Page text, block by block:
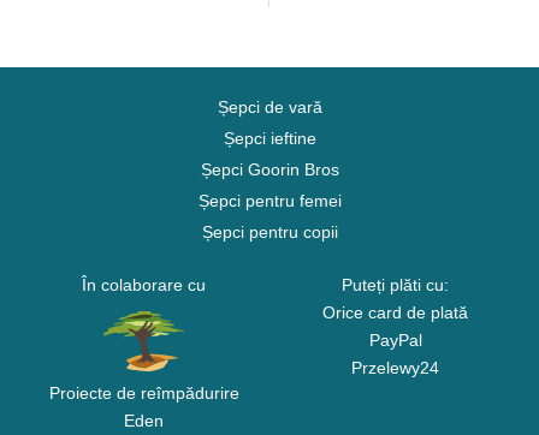
Șepci de vară
Șepci ieftine
Șepci Goorin Bros
Șepci pentru femei
Șepci pentru copii
În colaborare cu
Proiecte de reîmpădurire
Eden
Puteți plăti cu:
Orice card de plată
PayPal
Przelewy24